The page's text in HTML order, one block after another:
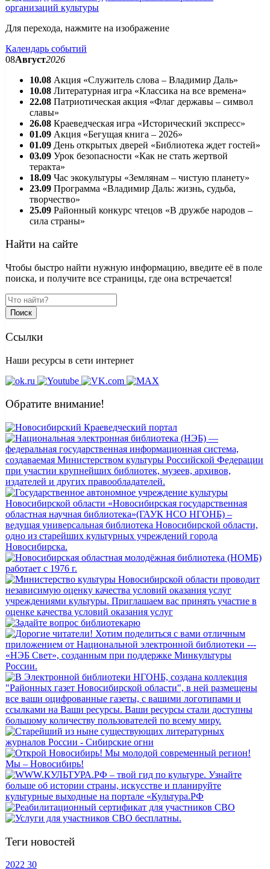
Для перехода, нажмите на изображение
Календарь событий
08Август2026
10.08 Акция «Служитель слова – Владимир Даль»
10.08 Литературная игра «Классика на все времена»
22.08 Патриотическая акция «Флаг державы – символ
славы»
26.08 Краеведческая игра «Исторический экспресс»
01.09 Акция «Бегущая книга – 2026»
01.09 День открытых дверей «Библиотека ждет гостей»
03.09 Урок безопасности «Как не стать жертвой
теракта»
18.09 Час экокультуры «Землянам – чистую планету»
23.09 Программа «Владимир Даль: жизнь, судьба,
творчество»
25.09 Районный конкурс чтецов «В дружбе народов –
сила страны»
Найти на сайте
Чтобы быстро найти нужную информацию, введите её в поле
поиска, и получите все страницы, где она встречается!
Поиск
Ссылки
Наши ресурсы в сети интернет
Обратите внимание!
Теги новостей
2022 30